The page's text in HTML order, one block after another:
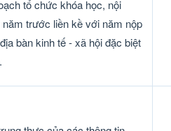
tổ chức khóa học, nội
trước liền kề với năm nộp
bàn kinh tế - xã hội đặc biệt